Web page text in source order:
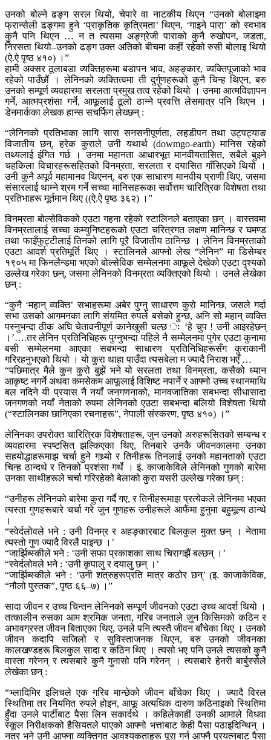
उनको बोल्ने ढङ्ग सरल थियो, चेपारे वा नाटकीय थिएन “उनको बोलाइमा
फ्रान्सेली ढङ्गमा हुने ‘प्राकृतिक कृत्रिमता’ थिएन, ‘गाइने पारा’ को स्वभाव
कुनै पनि थिएन … न त त्यसमा अङ्ग्रेजी पाराको कुनै रुखोपन, जडता,
निरसता थियो–उनको ढङ्ग उक्त अतिको बीचमा कहीं रहेको रुसी बोलाइ थियो
(ऐ.ऐ पृष्ठ ४१०) ।”
हामी अक्सर ठूलाबडा व्यक्तिहरूमा बडापन भाव, अहङ्कार, व्यक्तिपूजाको भाव
रहेको पाउँछौं । लेनिनको व्यक्तित्वमा ती दुर्गुणहरूको कुनै चिन्ह थिएन, बरु
उनको सम्पूर्ण व्यवहारमा सरलता प्रमुख तत्व रहेको थियो । उनमा आत्मविज्ञापन
गर्ने, आत्मप्रशंसा गर्ने, आफूलाई ठूलो ठान्ने प्रवत्ति लेसमात्र पनि थिएन ।
डेनमार्कका लेखक हान्स सचर्फिग लेख्छन् :
“लेनिनको प्रतिभाका लागि सारा सनसनीपूर्णता, लहडीपन तथा उट्पट्याङ
विजातीय छन्, हरेक कुराले उनी यथार्थ (dowmgo-earth) मानिस रहेको
तथ्यलाई इंगित गर्छ । उनमा महानता आधारभूत मानवीयतासित, सबैले बुझ्ने
चहकिला विचारहरूसहितको विनम्रता, सरलता र दयासित गाँसिएको थियो ।
उनी कुनै अपूर्व महामानव थिएनन्, बरु एक साधारण मानवीय प्राणी थिए, जसमा
संसारलाई थाम्ने श्रम गर्ने सच्चा मानिसहरूका सर्वोत्तम चारित्रिक विशेषता तथा
प्रतिभाहरू मूर्तमान थिए ((ऐ.ऐ पृष्ठ ३६२) ।”
विनम्रता बोल्सेविकको एउटा गहना रहेको स्टालिनले बताएका छन् । वास्तवमा
विनम्रतालाई सच्चा कम्युनिष्टहरूको एउटा चरित्रगत लक्षण मानिन्छ र घमण्ड
तथा फाइँफुट्टीलाई तिनको लागि पूरै विजातीय ठानिन्छ । लेनिन विनम्रताको
एउटा आदर्श प्रतिमूर्ति थिए । स्टालिनले आफ्नो लेख “लेनिन” मा डिसेम्बर
१९०५ मा फिनलैन्डमा भएको बोल्सेविक सम्मेलनमा आफूले देखेको एउटा दृश्यको
उल्लेख गरेका छन्, जसमा लेनिनको विनम्रता व्यक्तिएको थियो । उनले लेखेका
छन् :
“कुनै ‘महान् व्यक्ति’ सभाहरूमा अबेर पुग्नु साधारण कुरो मानिन्छ, जसले गर्दा
सभा उसको आगमनका लागि संयमित रुपले बसेको हुन्छ, अनि सो महान् व्यक्ति
पस्नुभन्दा ठीक अघि चेतावनीपूर्ण कानेखुसी चल्छ ः ‘हे चुप ! उनी आइरहेछन्
।’….तर लेनिन प्रतिनिधिहरू पुग्नुभन्दा पहिले नै सम्मेलनमा पुगेर एउटा कुनामा
बसी सम्मेलनमा आएका सबभन्दा साधारण प्रतिनिधिहरूसँग कुराकानी
गरिरहनुभएको थियो । यो कुरा थाहा पाउँदा त्यसबेला म ज्यादै निराश भएँ …
“पछिमात्र मैले कुन कुरो बुझें भने यो सरलता तथा विनम्रता, कसैको ध्यान
आकृष्ट नगर्ने अथवा कमसेकम आफूलाई विशिष्ट नपार्ने र आफ्नो उच्च स्थानमाथि
बल नदिने यी प्रयास नै नयाँ जनगणनाको, मानवजातिका सबभन्दा सीधासादा
जनगणको नयाँ नेताको रुपमा लेनिनको एउटा सबभन्दा बलियो विशेषता थियो
(“स्टालिनका छानिएका रचनाहरू”, नेपाली संस्करण, पृष्ठ ४१०) ।”
लेनिनका उपरोक्त चारित्रिक विशेषताहरू, जुन उनको अरुहरूसितको सम्बन्ध र
व्यवहारमा स्पष्टसित झल्किएका थिए, तिनबारे उनकै जीवनकालमा उनका
सहयोद्धाहरूमाझ चर्चा हुने गथ्र्यो र तिनीहरू तिनलाई उनको महानताको एउटा
चिन्ह ठान्दथे र तिनको प्रशंसा गर्थे । इं. काजाकेविले लेनिनको गुणको बारेमा
उनका साथीहरूले चर्चा गरिरहेको बेलाको कुरा यसरी उल्लेख गरेका छन् :
“उनीहरू लेनिनको बारेमा कुरा गर्दै गए, र तिनीहरूमाझ प्रत्येकले लेनिनमा भएका
त्यस्ता गुणहरूबारे चर्चा गरे जुन गुणहरू उनीहरूले आफैंमा हुनुमा बहुमूल्य ठान्थे
।
“स्वेर्दलोवले भने : उनी विनम्र र अहङ्कारबाट बिलकुल मुक्त छन् । नेतामा
त्यस्तो गुण ज्यादै विरलै पाइन्छ ।’
“जार्झिब्स्कीले भने : ‘उनी सफा प्रकाशका साथ चिरागझैं बल्छन् ।’
“स्वेर्दलोवले भने : ‘उनी कृपालु र दयालु छन् ।’
“जार्झिब्स्कीले भने : ‘उनी शत्रुहरूप्रति मात्र कठोर छन्’ (इ. काजाकेविक,
“नौलो पुस्तक”, पृष्ठ ६६–७) ।”
सादा जीवन र उच्च चिन्तन लेनिनको सम्पूर्ण जीवनको एउटा उच्च आदर्श थियो ।
तत्कालीन रुसका आम श्रमिक जनता, गरिब जनताले जुन किसिमको कठिन र
अभावग्रस्त जीवन बिताएका थिए, उनले पनि त्यस्तै जीवन बाँचेका थिए । उनको
जीवन कदापि सजिलो र सुविस्ताजनक थिएन, बरु उनको जीवनका
कालखण्डहरू बिलकुल सादा र कठिन थिए । त्यसो भए पनि उनले त्यसको कुनै
वास्ता गरेनन् र त्यसबारे कुनै गुनासो पनि गरेनन् । त्यसबारे हेनरी बार्बुस्सेले
लेखेका छन् :
“भ्लादिमिर इलिचले एक गरिब मान्छेको जीवन बाँचेका थिए । ज्यादै विरल
स्थितिमा तर नियमित रुपले होइन, आफू अत्यधिक दारुण कठिनाइको स्थितिमा
हुँदा उनले पार्टीबाट पैसा लिन सकार्दथे । कहिलेकाहीं उनकी आमाले विधवा
स्कूल निरीक्षकको हैसियतले पाएको आफ्नो भत्ताबाट केही पैसा पठाइदिन्थिन् ।
नत्र भने उनी आफ्ना व्यक्तिगत आवश्यकताहरू पूरा गर्न आफ्नै प्रयत्नबाट पैसा